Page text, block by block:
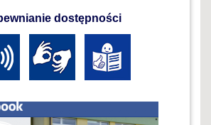
dostępności